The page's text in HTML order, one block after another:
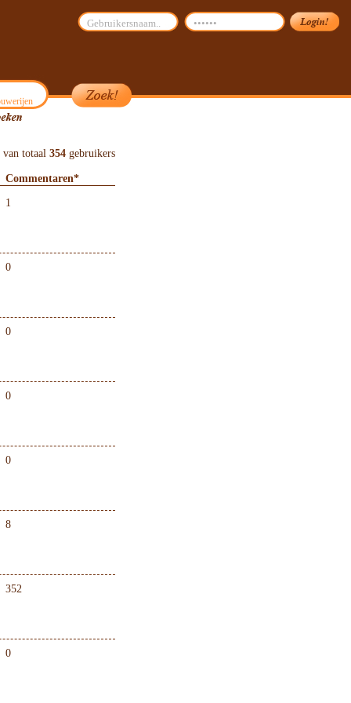
van totaal 354 gebruikers
Commentaren*
1
0
0
0
0
8
352
0